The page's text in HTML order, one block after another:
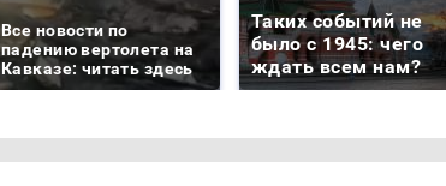
Все новости по
падению вертолета на
Кавказе: читать здесь
Таких событий не
было с 1945: чего
ждать всем нам?